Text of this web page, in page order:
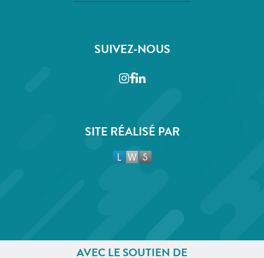
SUIVEZ-NOUS
Instagram
Facebook
LinkedIn
SITE RÉALISÉ PAR
AVEC LE SOUTIEN DE